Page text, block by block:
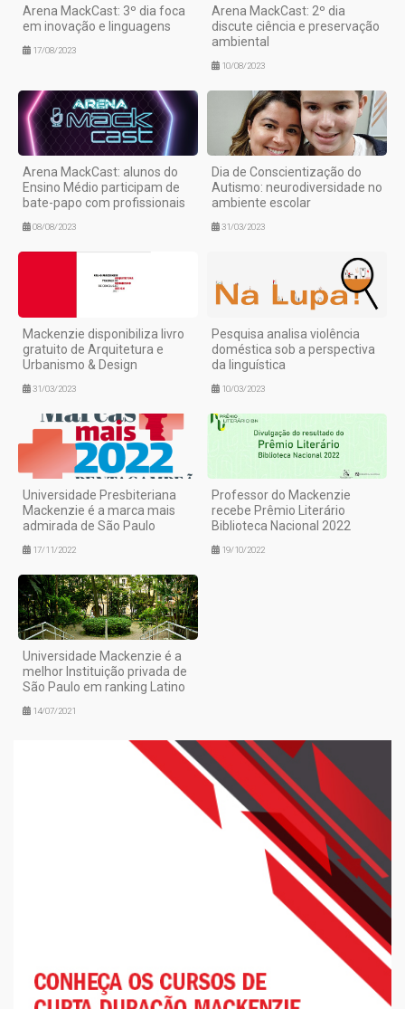
Arena MackCast: 3º dia foca
em inovação e linguagens
17/08/2023
Arena MackCast: 2º dia
discute ciência e preservação
ambiental
10/08/2023
Arena MackCast: alunos do
Ensino Médio participam de
bate-papo com profissionais
08/08/2023
Dia de Conscientização do
Autismo: neurodiversidade no
ambiente escolar
31/03/2023
Mackenzie disponibiliza livro
gratuito de Arquitetura e
Urbanismo & Design
31/03/2023
Pesquisa analisa violência
doméstica sob a perspectiva
da linguística
10/03/2023
Universidade Presbiteriana
Mackenzie é a marca mais
admirada de São Paulo
17/11/2022
Professor do Mackenzie
recebe Prêmio Literário
Biblioteca Nacional 2022
19/10/2022
Universidade Mackenzie é a
melhor Instituição privada de
São Paulo em ranking Latino
14/07/2021